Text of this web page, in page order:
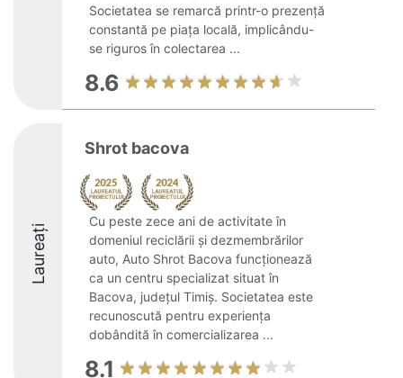
Societatea se remarcă printr-o prezență
constantă pe piața locală, implicându-
se riguros în colectarea ...
8.6
Laureați
Shrot bacova
Cu peste zece ani de activitate în
domeniul reciclării și dezmembrărilor
auto, Auto Shrot Bacova funcționează
ca un centru specializat situat în
Bacova, județul Timiș. Societatea este
recunoscută pentru experiența
dobândită în comercializarea ...
8.1